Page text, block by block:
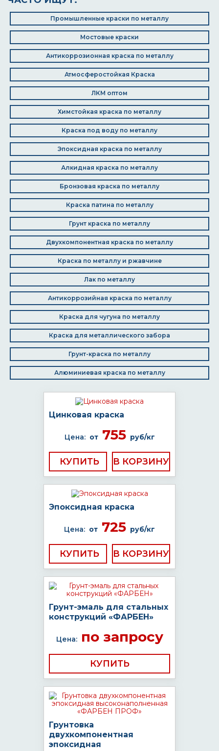
Промышленные краски по металлу
Мостовые краски
Антикоррозионная краска по металлу
Атмосферостойкая Краска
ЛКМ оптом
Химстойкая краска по металлу
Краска под воду по металлу
Эпоксидная краска по металлу
Алкидная краска по металлу
Бронзовая краска по металлу
Краска патина по металлу
Грунт краска по металлу
Двухкомпонентная краска по металлу
Краска по металлу и ржавчине
Лак по металлу
Антикоррозийная краска по металлу
Краска для чугуна по металлу
Краска для металлического забора
Грунт-краска по металлу
Алюминиевая краска по металлу
Цинковая краска
Цена: от755 руб/кг
КУПИТЬ
Эпоксидная краска
Цена: от 725 руб/кг
КУПИТЬ
Грунт-эмаль для стальных
конструкций «ФАРБЕН»
Цена:по запросу
КУПИТЬ
Грунтовка
двухкомпонентная
эпоксидная